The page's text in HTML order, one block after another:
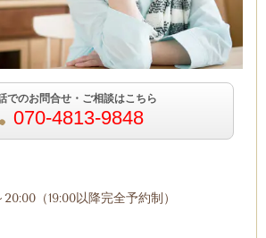
でのお問合せ・ご相談はこちら
070-4813-9848
（19:00以降完全予約制）